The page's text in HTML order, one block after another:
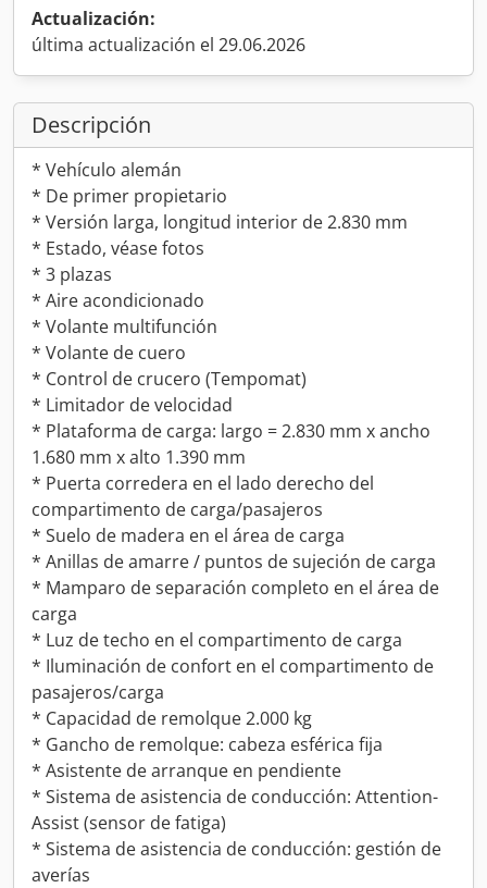
Actualización:
última actualización el 29.06.2026
Descripción
* Vehículo alemán
* De primer propietario
* Versión larga, longitud interior de 2.830 mm
* Estado, véase fotos
* 3 plazas
* Aire acondicionado
* Volante multifunción
* Volante de cuero
* Control de crucero (Tempomat)
* Limitador de velocidad
* Plataforma de carga: largo = 2.830 mm x ancho
1.680 mm x alto 1.390 mm
* Puerta corredera en el lado derecho del
compartimento de carga/pasajeros
* Suelo de madera en el área de carga
* Anillas de amarre / puntos de sujeción de carga
* Mamparo de separación completo en el área de
carga
* Luz de techo en el compartimento de carga
* Iluminación de confort en el compartimento de
pasajeros/carga
* Capacidad de remolque 2.000 kg
* Gancho de remolque: cabeza esférica fija
* Asistente de arranque en pendiente
* Sistema de asistencia de conducción: Attention-
Assist (sensor de fatiga)
* Sistema de asistencia de conducción: gestión de
averías